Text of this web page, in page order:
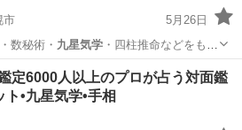
市
5月26日
数秘術・ 九星気学・四柱推命などをもと
人間関係
定6000人以上のプロが占う対面鑑
ト•九星気学•手相